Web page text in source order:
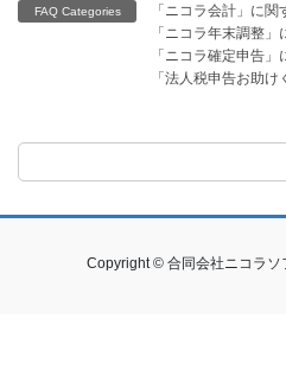
FAQ Categories 「ニコラ会計」に関
「ニコラ年末調整
「ニコラ確定申告
「法人税申告お助
Copyright © 合同会社ニコラ